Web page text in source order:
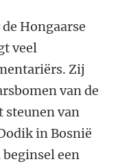
Hongaarse
veel
Zij
van de
steunen van
in Bosnië
een